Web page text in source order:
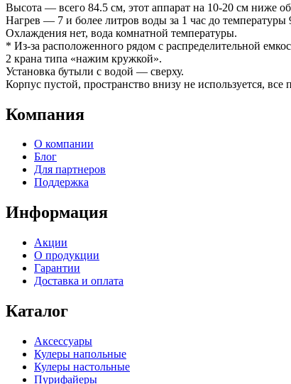
Высота — всего 84.5 см, этот аппарат на 10-20 см ниже
Нагрев — 7 и более литров воды за 1 час до температуры
Охлаждения нет, вода комнатной температуры.
* Из-за расположенного рядом с распределительной
2 крана типа «нажим кружкой».
Установка бутыли с водой — сверху.
Корпус пустой, пространство внизу не используется,
Компания
О компании
Блог
Для партнеров
Поддержка
Информация
Акции
О продукции
Гарантии
Доставка и оплата
Каталог
Аксессуары
Кулеры напольные
Кулеры настольные
Пурифайеры